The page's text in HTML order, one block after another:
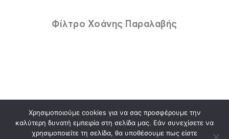
Φίλτρο Χοάνης Παραλαβής
Χρησιμοποιούμε cookies για να σας προσφέρουμε την
καλύτερη δυνατή εμπειρία στη σελίδα μας. Εάν συνεχίσετε να
χρησιμοποιείτε τη σελίδα, θα υποθέσουμε πως είστε